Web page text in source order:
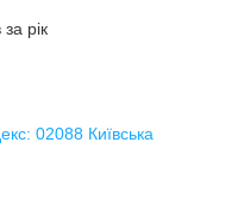
рік
02088 Київська